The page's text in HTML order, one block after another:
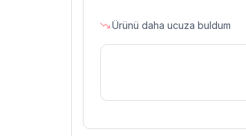
Ürünü daha ucuza buldum